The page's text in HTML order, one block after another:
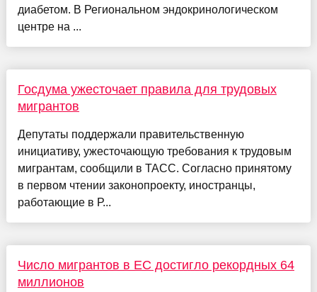
диабетом. В Региональном эндокринологическом
центре на ...
Госдума ужесточает правила для трудовых
мигрантов
Депутаты поддержали правительственную
инициативу, ужесточающую требования к трудовым
мигрантам, сообщили в ТАСС. Согласно принятому
в первом чтении законопроекту, иностранцы,
работающие в Р...
Число мигрантов в ЕС достигло рекордных 64
миллионов